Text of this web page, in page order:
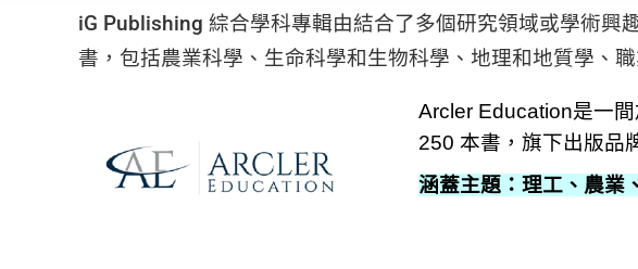
iG Publishing 綜合學科專輯由結合了多個研究領域或學術興
書，包括農業科學、生命科學和生物科學、地理和地質學、職
Arcler Education是一
250 本書，旗下出版品
涵蓋主題：理工、農業